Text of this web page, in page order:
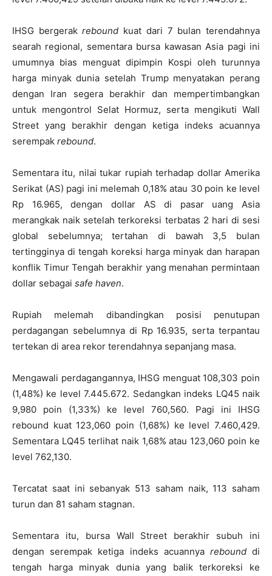
IHSG bergerakrebound kuat dari 7 bulan terendahnya
searah regional, sementara bursa kawasan Asia pagi ini
umumnya bias menguat dipimpin Kospi oleh turunnya
harga minyak dunia setelah Trump menyatakan perang
dengan Iran segera berakhir dan mempertimbangkan
untuk mengontrol Selat Hormuz, serta mengikuti Wall
Street yang berakhir dengan ketiga indeks acuannya
serempak rebound.
Sementara itu, nilai tukar rupiah terhadap dollar Amerika
Serikat (AS) pagi ini melemah 0,18% atau 30 poin ke level
Rp 16.965, dengan dollar AS di pasar uang Asia
merangkak naik setelah terkoreksi terbatas 2 hari di sesi
global sebelumnya; tertahan di bawah 3,5 bulan
tertingginya di tengah koreksi harga minyak dan harapan
konflik Timur Tengah berakhir yang menahan permintaan
dollar sebagai safe haven.
Rupiah melemah dibandingkan posisi penutupan
perdagangan sebelumnya di Rp 16.935, serta terpantau
tertekan di area rekor terendahnya sepanjang masa.
Mengawali perdagangannya, IHSG menguat 108,303 poin
(1,48%) ke level 7.445.672. Sedangkan indeks LQ45 naik
9,980 poin (1,33%) ke level 760,560. Pagi ini IHSG
rebound kuat 123,060 poin (1,68%) ke level 7.460,429.
Sementara LQ45 terlihat naik 1,68% atau 123,060 poin ke
level 762,130.
Tercatat saat ini sebanyak 513 saham naik, 113 saham
turun dan 81 saham stagnan.
Sementara itu, bursa Wall Street berakhir subuh ini
dengan serempak ketiga indeks acuannya rebounddi
tengah harga minyak dunia yang balik terkoreksi ke